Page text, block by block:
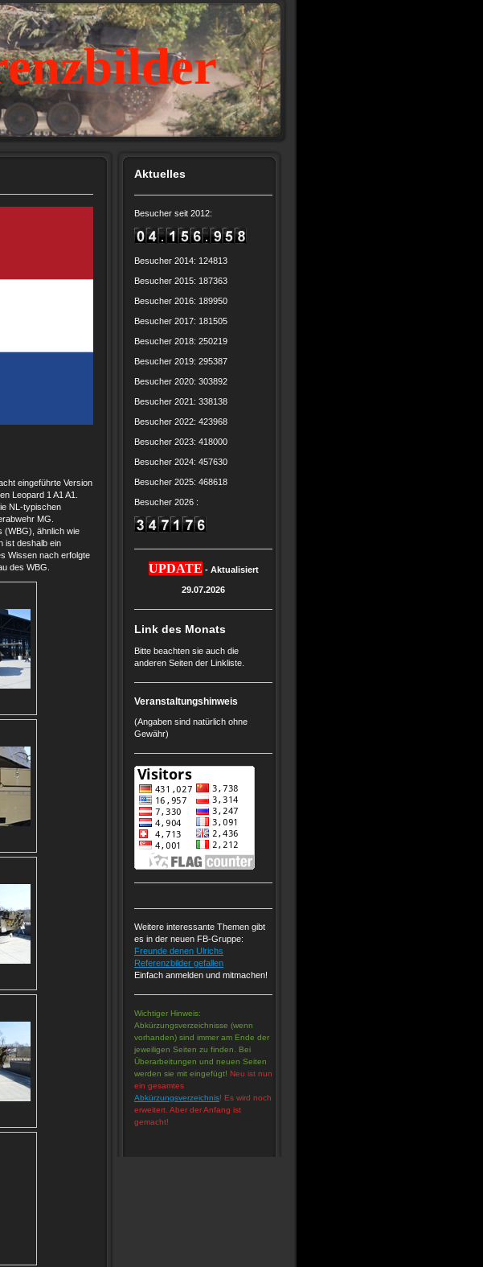
eingeführte Version
Leopard 1 A1 A1.
NL-typischen
MG.
(WBG), ähnlich wie
ist deshalb ein
Wissen nach erfolgte
des WBG.
Aktuelles
Besucher seit 2012:
Besucher 2014: 124813
Besucher 2015: 187363
Besucher 2016: 189950
Besucher 2017: 181505
Besucher 2018: 250219
Besucher 2019: 295387
Besucher 2020: 303892
Besucher 2021: 338138
Besucher 2022: 423968
Besucher 2023: 418000
Besucher 2024: 457630
Besucher 2025: 468618
Besucher 2026 :
UPDATE - Aktualisiert
29.07.2026
Link des Monats
Bitte beachten sie auch die
anderen Seiten der Linkliste.
Veranstaltungshinweis
(Angaben sind natürlich ohne
Gewähr)
Weitere interessante Themen gibt
es in der neuen FB-Gruppe:
Freunde denen Ulrichs
Referenzbilder gefallen
Einfach anmelden und mitmachen!
Wichtiger Hinweis:
Abkürzungsverzeichnisse (wenn
vorhanden) sind immer am Ende der
jeweiligen Seiten zu finden. Bei
Überarbeitungen und neuen Seiten
werden sie mit eingefügt! Neu ist nun
ein gesamtes
Abkürzungsverzeichnis! Es wird noch
erweitert. Aber der Anfang ist
gemacht!